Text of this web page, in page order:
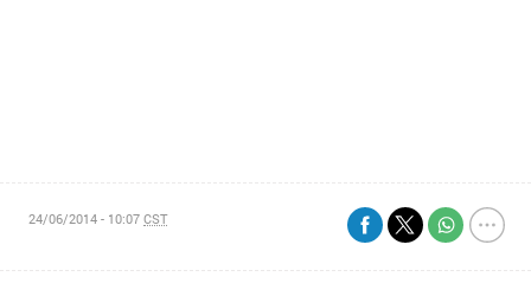
24/06/2014 - 10:07CST